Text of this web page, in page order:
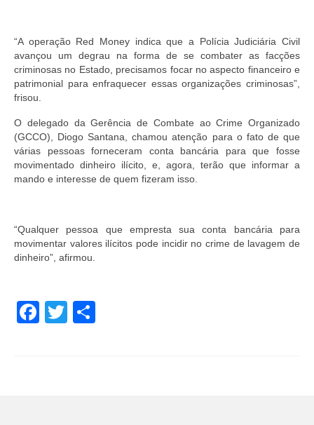
“A operação Red Money indica que a Polícia Judiciária Civil
avançou um degrau na forma de se combater as facções
criminosas no Estado, precisamos focar no aspecto financeiro e
patrimonial para enfraquecer essas organizações criminosas”,
frisou.
O delegado da Gerência de Combate ao Crime Organizado
(GCCO), Diogo Santana, chamou atenção para o fato de que
várias pessoas forneceram conta bancária para que fosse
movimentado dinheiro ilícito, e, agora, terão que informar a
mando e interesse de quem fizeram isso.
“Qualquer pessoa que empresta sua conta bancária para
movimentar valores ilícitos pode incidir no crime de lavagem de
dinheiro”, afirmou.
Facebook
Twitter